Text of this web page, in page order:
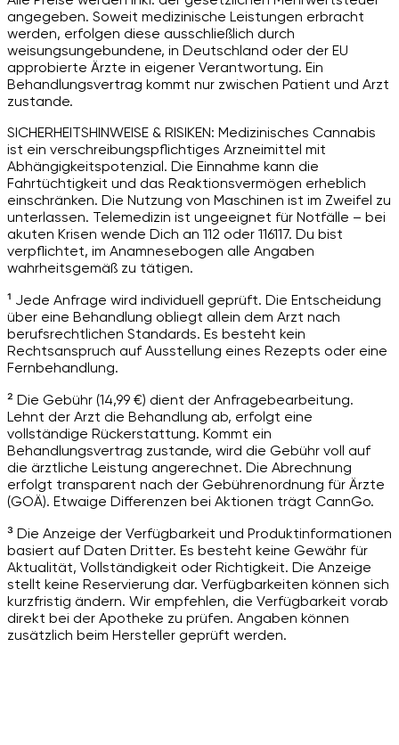
angegeben. Soweit medizinische Leistungen erbracht
werden, erfolgen diese ausschließlich durch
weisungsungebundene, in Deutschland oder der EU
approbierte Ärzte in eigener Verantwortung. Ein
Behandlungsvertrag kommt nur zwischen Patient und Arzt
zustande.
SICHERHEITSHINWEISE & RISIKEN: Medizinisches Cannabis
ist ein verschreibungspflichtiges Arzneimittel mit
Abhängigkeitspotenzial. Die Einnahme kann die
Fahrtüchtigkeit und das Reaktionsvermögen erheblich
einschränken. Die Nutzung von Maschinen ist im Zweifel zu
unterlassen. Telemedizin ist ungeeignet für Notfälle – bei
akuten Krisen wende Dich an 112 oder 116117. Du bist
verpflichtet, im Anamnesebogen alle Angaben
wahrheitsgemäß zu tätigen.
¹ Jede Anfrage wird individuell geprüft. Die Entscheidung
über eine Behandlung obliegt allein dem Arzt nach
berufsrechtlichen Standards. Es besteht kein
Rechtsanspruch auf Ausstellung eines Rezepts oder eine
Fernbehandlung.
² Die Gebühr (14,99 €) dient der Anfragebearbeitung.
Lehnt der Arzt die Behandlung ab, erfolgt eine
vollständige Rückerstattung. Kommt ein
Behandlungsvertrag zustande, wird die Gebühr voll auf
die ärztliche Leistung angerechnet. Die Abrechnung
erfolgt transparent nach der Gebührenordnung für Ärzte
(GOÄ). Etwaige Differenzen bei Aktionen trägt CannGo.
³ Die Anzeige der Verfügbarkeit und Produktinformationen
basiert auf Daten Dritter. Es besteht keine Gewähr für
Aktualität, Vollständigkeit oder Richtigkeit. Die Anzeige
stellt keine Reservierung dar. Verfügbarkeiten können sich
kurzfristig ändern. Wir empfehlen, die Verfügbarkeit vorab
direkt bei der Apotheke zu prüfen. Angaben können
zusätzlich beim Hersteller geprüft werden.